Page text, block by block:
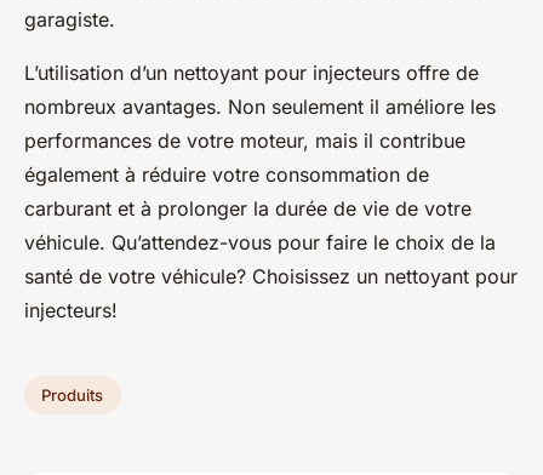
garagiste.
L’utilisation d’un nettoyant pour injecteurs offre de
nombreux avantages. Non seulement il améliore les
performances de votre moteur, mais il contribue
également à réduire votre consommation de
carburant et à prolonger la durée de vie de votre
véhicule. Qu’attendez-vous pour faire le choix de la
santé de votre véhicule? Choisissez un nettoyant pour
injecteurs!
Produits